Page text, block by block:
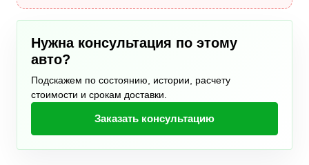
Нужна консультация по этому
авто?
Подскажем по состоянию, истории, расчету
стоимости и срокам доставки.
Заказать консультацию